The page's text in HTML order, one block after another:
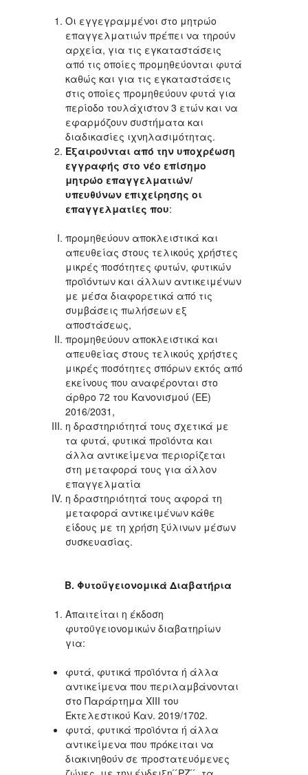
Οι εγγεγραμμένοι στο μητρώο
επαγγελματιών πρέπει να τηρούν
αρχεία, για τις εγκαταστάσεις
από τις οποίες προμηθεύονται φυτά
καθώς και για τις εγκαταστάσεις
στις οποίες προμηθεύουν φυτά για
περίοδο τουλάχιστον 3 ετών και να
εφαρμόζουν συστήματα και
διαδικασίες ιχνηλασιμότητας.
Εξαιρούνται από την υποχρέωση
εγγραφής στο νέο επίσημο
μητρώο επαγγελματιών/
υπευθύνων επιχείρησης οι
επαγγελματίες που:
προμηθεύουν αποκλειστικά και
απευθείας στους τελικούς χρήστες
μικρές ποσότητες φυτών, φυτικών
προϊόντων και άλλων αντικειμένων
με μέσα διαφορετικά από τις
συμβάσεις πωλήσεων εξ
αποστάσεως,
προμηθεύουν αποκλειστικά και
απευθείας στους τελικούς χρήστες
μικρές ποσότητες σπόρων εκτός από
εκείνους που αναφέρονται στο
άρθρο 72 του Κανονισμού (ΕΕ)
2016/2031,
η δραστηριότητά τους σχετικά με
τα φυτά, φυτικά προϊόντα και
άλλα αντικείμενα περιορίζεται
στη μεταφορά τους για άλλον
επαγγελματία
η δραστηριότητά τους αφορά τη
μεταφορά αντικειμένων κάθε
είδους με τη χρήση ξύλινων μέσων
συσκευασίας.
Β. Φυτοϋγειονομικά Διαβατήρια
Απαιτείται η έκδοση
φυτοϋγειονομικών διαβατηρίων
για:
φυτά, φυτικά προϊόντα ή άλλα
αντικείμενα που περιλαμβάνονται
στο Παράρτημα XIII του
Εκτελεστικού Καν. 2019/1702.
φυτά, φυτικά προϊόντα ή άλλα
αντικείμενα που πρόκειται να
διακινηθούν σε προστατευόμενες